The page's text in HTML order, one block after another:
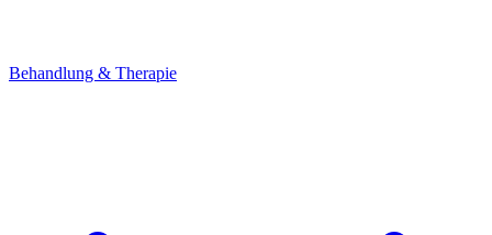
Behandlung & Therapie